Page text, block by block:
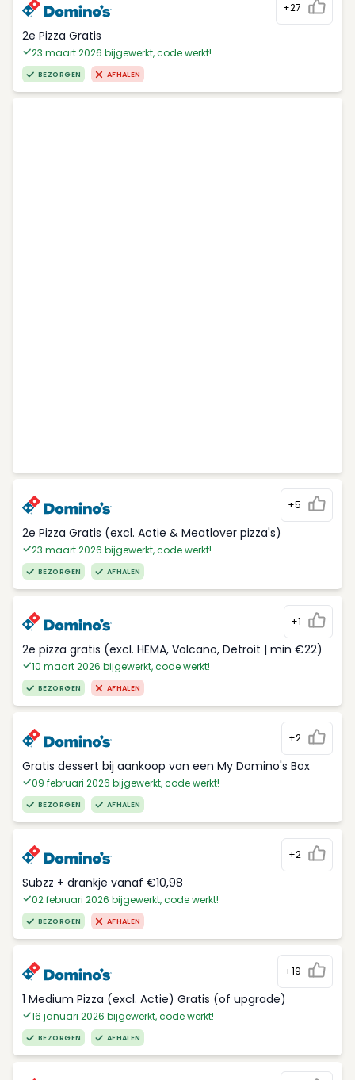
+27
2e Pizza Gratis
23 maart 2026 bijgewerkt, code werkt!
BEZORGEN AFHALEN
+5
2e Pizza Gratis (excl. Actie & Meatlover pizza's)
23 maart 2026 bijgewerkt, code werkt!
BEZORGEN AFHALEN
+1
2e pizza gratis (excl. HEMA, Volcano, Detroit | min €22)
10 maart 2026 bijgewerkt, code werkt!
BEZORGEN AFHALEN
+2
Gratis dessert bij aankoop van een My Domino's Box
09 februari 2026 bijgewerkt, code werkt!
BEZORGEN AFHALEN
+2
Subzz + drankje vanaf €10,98
02 februari 2026 bijgewerkt, code werkt!
BEZORGEN AFHALEN
+19
1 Medium Pizza (excl. Actie) Gratis (of upgrade)
16 januari 2026 bijgewerkt, code werkt!
BEZORGEN AFHALEN